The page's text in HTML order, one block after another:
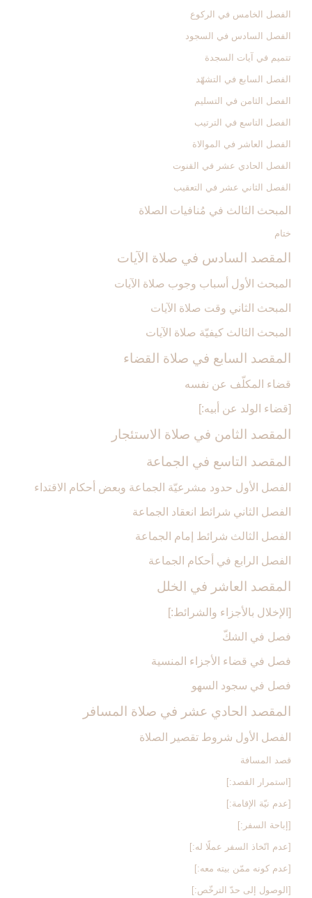
الفصل الخامس في الركوع
الفصل السادس في السجود
تتميم في آيات السجدة
الفصل السابع في التشهّد
الفصل الثامن في التسليم
الفصل التاسع في الترتيب
الفصل العاشر في الموالاة
الفصل الحادي عشر في القنوت
الفصل الثاني عشر في التعقيب
المبحث الثالث في مُنافيات الصلاة
ختام
المقصد السادس في صلاة الآيات‏
المبحث الأول أسباب وجوب صلاة الآيات‏
المبحث الثاني وقت صلاة الآيات‏
المبحث الثالث كيفيّة صلاة الآيات‏
المقصد السابع في صلاة القضاء
قضاء المكلّف عن نفسه
[قضاء الولد عن أبيه:]
المقصد الثامن في صلاة الاستئجار
المقصد التاسع في الجماعة
الفصل الأول حدود مشرعيّة الجماعة وبعض أحكام الاقتداء
الفصل الثاني شرائط انعقاد الجماعة
الفصل الثالث شرائط إمام الجماعة
الفصل الرابع في أحكام الجماعة
المقصد العاشر في الخلل‏
[الإخلال بالأجزاء والشرائط:]
فصل في الشكّ
فصل في قضاء الأجزاء المنسية
فصل في سجود السهو
المقصد الحادي عشر في صلاة المسافر
الفصل الأول شروط تقصير الصلاة
قصد المسافة
[استمرار القصد:]
[عدم نيّة الإقامة:]
[إباحة السفر:]
[عدم اتّخاذ السفر عملًا له:]
[عدم كونه ممّن بيته معه:]
[الوصول إلى حدّ الترخّص:]